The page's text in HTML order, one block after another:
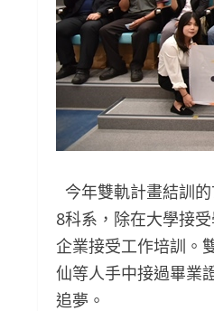
今年雙軌計畫結訓
8科系，除在大學接
企業接受工作培訓。
仙等人手中接過畢業
追夢。